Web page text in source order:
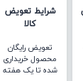
شرایط تعویض
کالا
تعویض رایگان
محصول خریداری
شده تا یک هفته